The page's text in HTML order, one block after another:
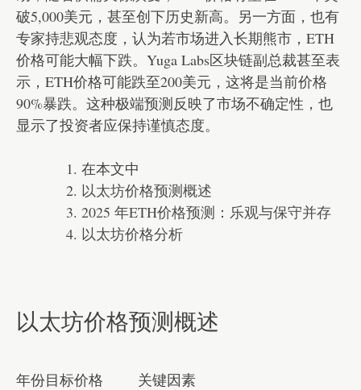
破5,000美元，甚至创下历史新高。另一方面，也有
专家持悲观态度，认为若市场进入长期熊市，ETH
价格可能大幅下跌。Yuga Labs区块链副总裁甚至表
示，ETH价格可能跌至200美元，这将是当前价格
90%暴跌。这种极端预测反映了市场不确定性，也
显示了投资者应保持谨慎态度。
在本文中
以太坊价格预测概述
2025 年ETH价格预测：乐观与保守并存
以太坊价格分析
以太坊价格预测概述
年份目标价格
关键因素